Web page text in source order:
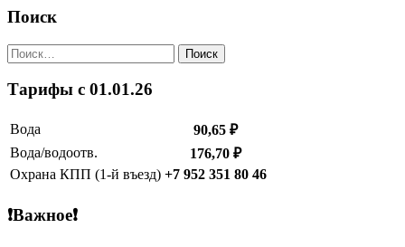
Поиск
Найти:
Тарифы c 01.01.26
Вода
90,65 ₽
Вода/водоотв.
176,70 ₽
Охрана КПП (1-й въезд) +7 952 351 80 46
❗Важное❗